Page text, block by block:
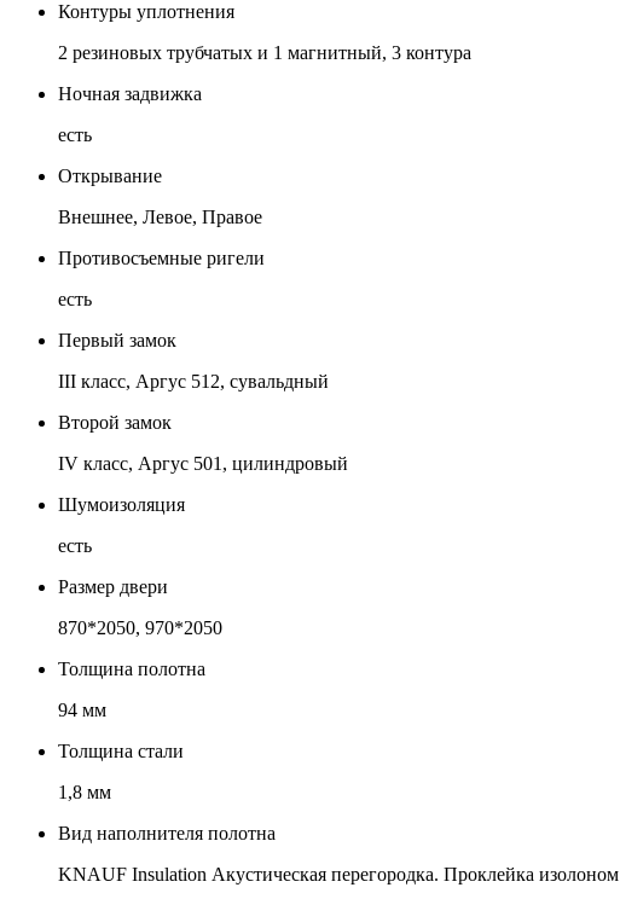
Контуры уплотнения
2 резиновых трубчатых и 1 магнитный, 3 контура
Ночная задвижка
есть
Открывание
Внешнее, Левое, Правое
Противосъемные ригели
есть
Первый замок
III класс, Аргус 512, сувальдный
Второй замок
IV класс, Аргус 501, цилиндровый
Шумоизоляция
есть
Размер двери
870*2050, 970*2050
Толщина полотна
94 мм
Толщина стали
1,8 мм
Вид наполнителя полотна
KNAUF Insulation Акустическая перегородка. Проклейка изолоном